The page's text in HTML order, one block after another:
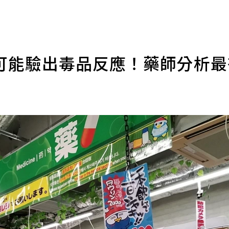
驗出毒品反應！藥師分析